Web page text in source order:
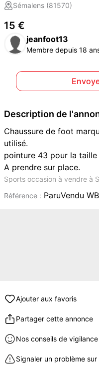
Sémalens (81570)
15 €
jeanfoot13
Membre depuis 18
Description de
Chaussure de foot
utilisé.
pointure 43 pour la
A prendre sur place.
Sports occasion à vendre à
Référence : ParuVendu
Ajouter aux favoris
Partager cette annonce
Nos conseils de vigilance
Signaler un problème